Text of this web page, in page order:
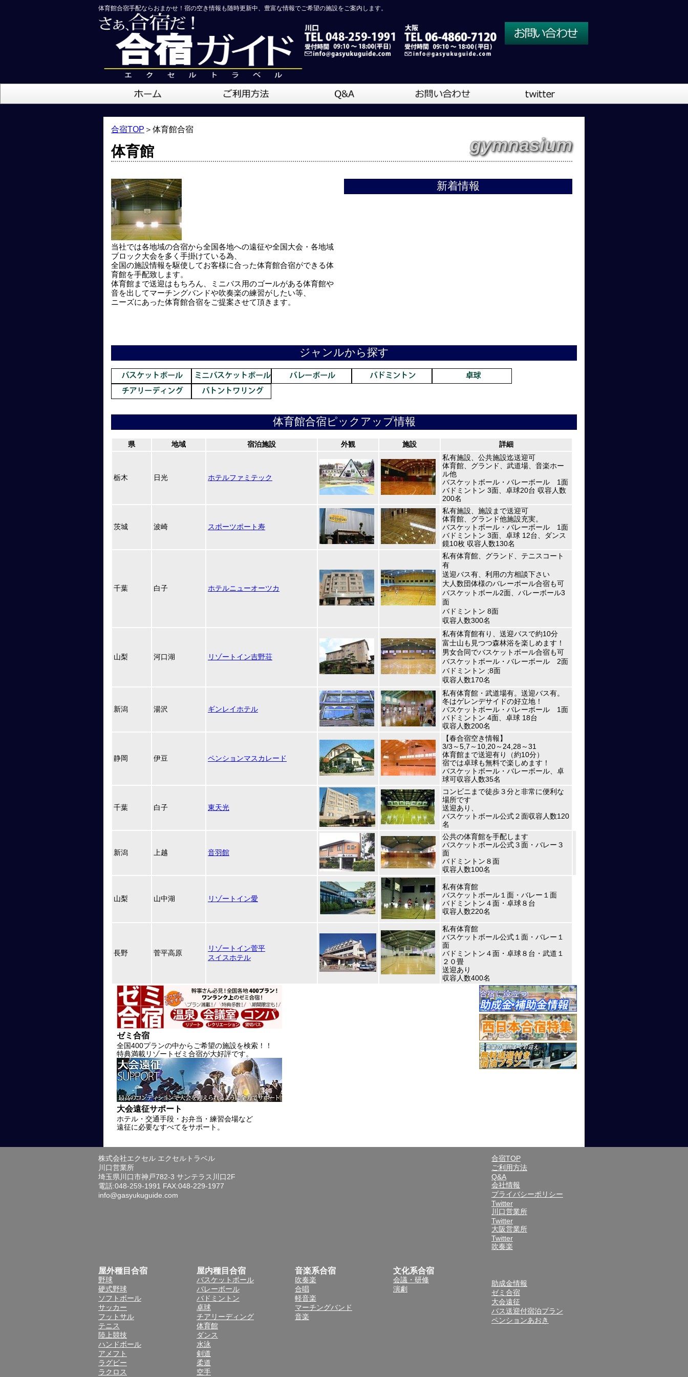
体育館合宿手配ならおまかせ！宿の空き情報も随時更新中、豊富な情報でご希望の施設をご案内します。
吹奏楽
合宿TOP ＞ 体育館合宿
体育館 gymnasium
当社では各地域の合宿から全国各地への遠征や全国大会・各地域
ブロック大会を多く手掛けている為、
全国の施設情報を駆使してお客様に合った体育館合宿ができる体
育館を手配致します。
体育館まで送迎はもちろん、ミニバス用のゴールがある体育館や
音を出してマーチングバンドや吹奏楽の練習がしたい等、
ニーズにあった体育館合宿をご提案させて頂きます。
新着情報
ジャンルから探す
体育館合宿ピックアップ情報
県 地域 宿泊施設 外観 施設 詳細
栃木 日光 ホテルファミテック
私有施設、公共施設迄送迎可
体育館、グランド、武道場、音楽ホー
ル他
バスケットボール・バレーボール 1面
バドミントン 3面、卓球20台 収容人数
200名
茨城 波崎 スポーツポート寿
私有施設、施設まで送迎可
体育館、グランド他施設充実。
バスケットボール・バレーボール 1面
バドミントン 3面、卓球 12台、ダンス
鏡10枚 収容人数130名
千葉 白子 ホテルニューオーツカ
私有体育館、グランド、テニスコート
有
送迎バス有、利用の方相談下さい
大人数団体様のバレーボール合宿も可
バスケットボール2面、バレーボール3
面
バドミントン 8面
収容人数300名
山梨 河口湖 リゾートイン吉野荘
私有体育館有り、送迎バスで約10分
富士山も見つつ森林浴を楽しめます！
男女合同でバスケットボール合宿も可
バスケットボール・バレーボール 2面
バドミントン ;8面
収容人数170名
新潟 湯沢 ギンレイホテル
私有体育館・武道場有。送迎バス有。
冬はゲレンデサイドの好立地！
バスケットボール・バレーボール 1面
バドミントン 4面、卓球 18台
収容人数200名
静岡 伊豆 ペンションマスカレード
【春合宿空き情報】
3/3～5,7～10,20～24,28～31
体育館まで送迎有り（約10分）
宿では卓球も無料で楽しめます！
バスケットボール・バレーボール、卓
球可収容人数35名
千葉 白子 東天光
コンビニまで徒歩３分と非常に便利な
場所です
送迎あり、
バスケットボール公式２面収容人数120
名
新潟 上越 音羽館
公共の体育館を手配します
バスケットボール公式３面・バレー３
面
バドミントン８面
収容人数100名
山梨 山中湖 リゾートイン愛
私有体育館
バスケットボール１面・バレー１面
バドミントン４面・卓球８台
収容人数220名
長野 菅平高原
リゾートイン菅平
スイスホテル
私有体育館
バスケットボール公式１面・バレー１
面
バドミントン４面・卓球８台・武道１
２０畳
送迎あり
収容人数400名
ゼミ合宿
全国400プランの中からご希望の施設を検索！！
特典満載リゾートゼミ合宿が大好評です。
大会遠征サポート
ホテル・交通手段・お弁当・練習会場など
遠征に必要なすべてをサポート。
株式会社エクセル エクセルトラベル
川口営業所
埼玉県川口市神戸782-3 サンテラス川口2F
電話:048-259-1991 FAX:048-229-1977
info@gasyukuguide.com
合宿TOP
ご利用方法
Q&A
会社情報
プライバシーポリシー
Twitter
川口営業所
Twitter
大阪営業所
Twitter
吹奏楽
屋外種目合宿
野球
硬式野球
ソフトボール
サッカー
フットサル
テニス
陸上競技
ハンドボール
アメフト
ラグビー
ラクロス
屋内種目合宿
バスケットボール
バレーボール
バドミントン
卓球
チアリーディング
体育館
ダンス
水泳
剣道
柔道
空手
音楽系合宿
吹奏楽
合唱
軽音楽
マーチングバンド
音楽
文化系合宿
会議・研修
演劇
助成金情報
ゼミ合宿
大会遠征
バス送迎付宿泊プラン
ペンションあおき